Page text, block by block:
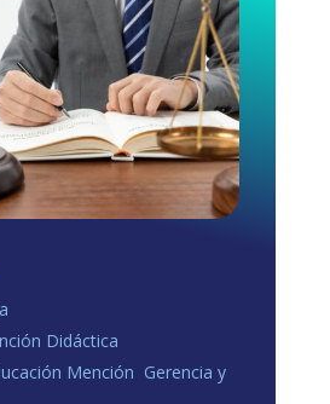
Didáctica
Mención Gerencia y